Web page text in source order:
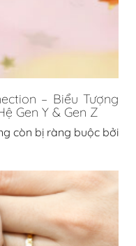
– Biểu Tượng
Gen Y & Gen Z
còn bị ràng buộc bởi